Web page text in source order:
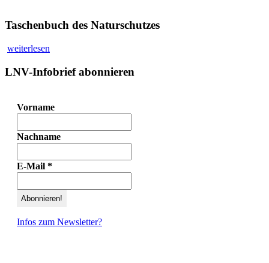
Taschenbuch des Naturschutzes
weiterlesen
LNV-Infobrief abonnieren
Vorname
Nachname
E-Mail *
Infos zum Newsletter?